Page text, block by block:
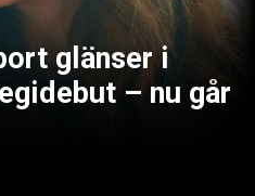
glänser i
– nu går